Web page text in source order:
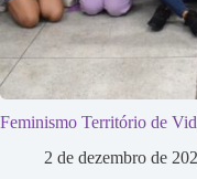
Feminismo Território de
2 de dezembro de